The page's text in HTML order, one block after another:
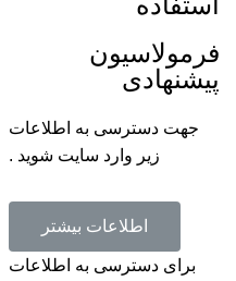
فرمولاسیون
پیشنهادی
جهت دسترسی به اطلاعات
زیر وارد سایت شوید .
اطلاعات بیشتر
برای دسترسی به اطلاعات